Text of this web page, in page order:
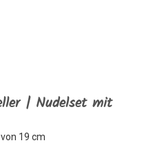
| Nudelset mit
19 cm